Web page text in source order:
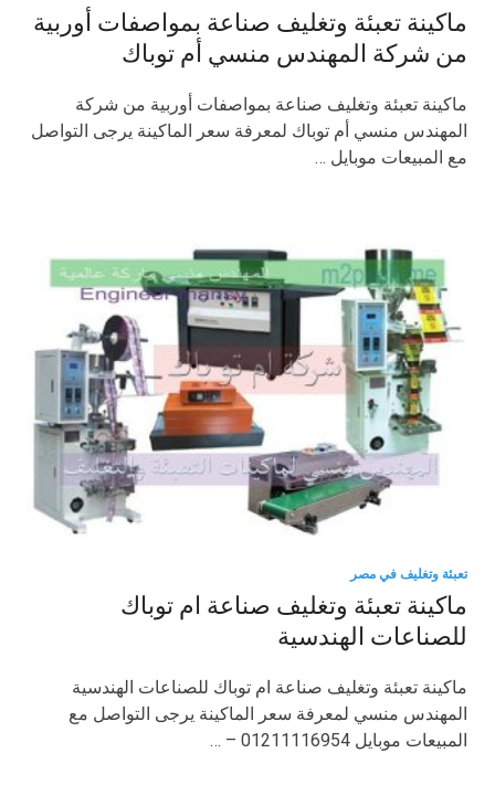
ماكينة تعبئة وتغليف صناعة بمواصفات أوربية
من شركة المهندس منسي أم توباك
ماكينة تعبئة وتغليف صناعة بمواصفات أوربية من شركة
المهندس منسي أم توباك لمعرفة سعر الماكينة يرجى التواصل
مع المبيعات موبايل …
تعبئة وتغليف في مصر
ماكينة تعبئة وتغليف صناعة ام توباك
للصناعات الهندسية
ماكينة تعبئة وتغليف صناعة ام توباك للصناعات الهندسية
المهندس منسي لمعرفة سعر الماكينة يرجى التواصل مع
المبيعات موبايل 01211116954 – …